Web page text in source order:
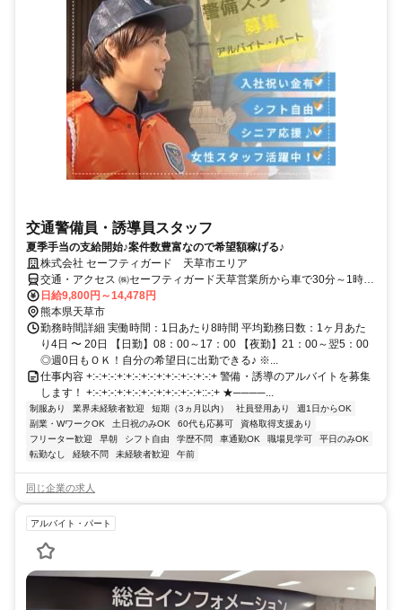
交通警備員・誘導員スタッフ
夏季手当の支給開始♪案件数豊富なので希望額稼げる♪
株式会社 セーフティガード 天草市エリア
交通・アクセス ㈱セーフティガード天草営業所から車で30分～1時間
圏内
日給9,800円～14,478円
熊本県天草市
勤務時間詳細 実働時間：1日あたり8時間 平均勤務日数：1ヶ月あた
り4日 〜 20日 【日勤】08：00～17：00 【夜勤】21：00～翌5：00
◎週0日もＯＫ！自分の希望日に出勤できる♪ ※...
仕事内容 +:-:+:-:+:+:-:+:-:+:+:-:+:-:+:-:+ 警備・誘導のアルバイトを募集
します！ +:-:+:-:+:+:-:+:-:+:+:-:+:-:+::-:+ ★────...
制服あり 業界未経験者歓迎 短期（3ヵ月以内） 社員登用あり
週1日からOK
副業・WワークOK
土日祝のみOK 60代も応募可
資格取得支援あり
フリーター歓迎
早朝 シフト自由 学歴不問 車通勤OK 職場見学可
平日のみOK
転勤なし
経験不問 未経験者歓迎 午前
同じ企業の求人
アルバイト・パート